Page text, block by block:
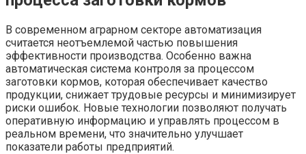
В современном аграрном секторе автоматизация
считается неотъемлемой частью повышения
эффективности производства. Особенно важна
автоматическая система контроля за процессом
заготовки кормов, которая обеспечивает качество
продукции, снижает трудовые ресурсы и минимизирует
риски ошибок. Новые технологии позволяют получать
оперативную информацию и управлять процессом в
реальном времени, что значительно улучшает
показатели работы предприятий.